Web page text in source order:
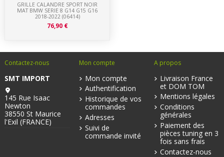
GRILLE CALANDRE SPORT NOIR
MAT BMW SERIE 8 G14 G15 G16
2018-2022 (06414)
76,90 €
Contactez-nous
SMT IMPORT
145 Rue Isaac
Newton
38550 St Maurice
l'Exil (FRANCE)
Mon compte
Mon compte
Authentification
Historique de vos
commandes
Adresses
Suivi de
commande invité
A propos
Livraison France
et DOM TOM
Mentions légales
Conditions
générales
Paiement des
pièces tuning en 3
fois sans frais
Contactez-nous